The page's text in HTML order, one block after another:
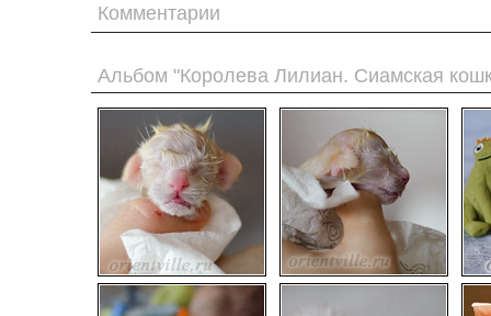
Комментарии
Альбом "Королева Лилиан. Сиамская